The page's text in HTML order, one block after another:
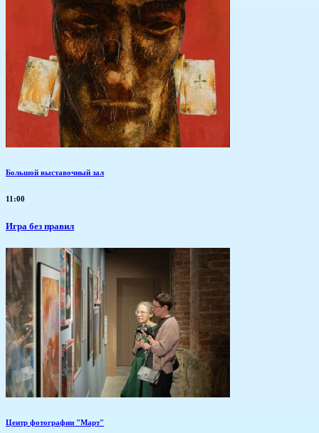
Большой выставочный зал
11:00
​Игра без правил
Центр фотографии "Март"